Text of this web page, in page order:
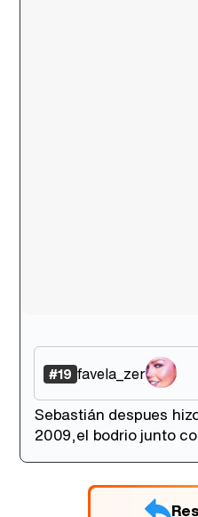
#19 favela_zer
Sebastián despues
2009,el bodrio junto